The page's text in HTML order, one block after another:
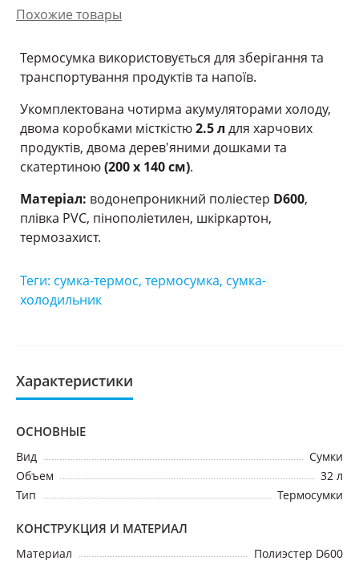
Похожие товары
Термосумка використовується для зберігання та
транспортування продуктів та напоїв.
Укомплектована чотирма акумуляторами холоду,
двома коробками місткістю2.5 л для харчових
продуктів, двома дерев'яними дошками та
скатертиною(200 х 140 см).
Матеріал: водонепроникний поліестер D600,
плівка PVC, пінополіетилен, шкіркартон,
термозахист.
Теги: сумка-термос, термосумка, сумка-
холодильник
Характеристики
ОСНОВНЫЕ
Вид
Сумки
Объем
32 л
Тип
Термосумки
КОНСТРУКЦИЯ И МАТЕРИАЛ
Материал Полиэстер D600